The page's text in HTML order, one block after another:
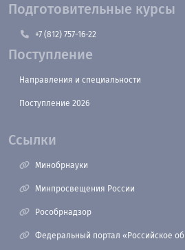
Подготовительные курсы
+7 (812) 757-16-22
Поступление
Направления и специальности
Поступление 2026
Ссылки
Минобрнауки
Минпросвещения России
Рособрнадзор
Федеральный портал «Российское